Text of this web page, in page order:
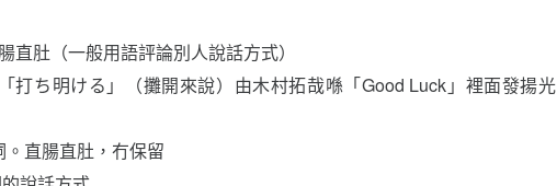
肚（一般用語評論別人說話方式）
打ち明ける」（攤開來說）由木村拓哉喺「Good Luck」裡面發揚光
直腸直肚，冇保留